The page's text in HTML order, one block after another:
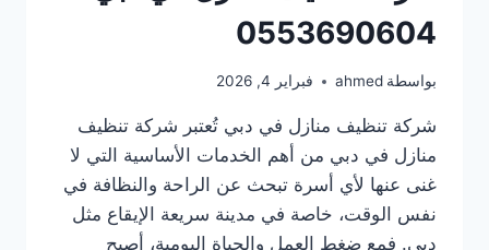
0553690604
بواسطة ahmed فبراير 4, 2026
شركة تنظيف منازل في دبي تُعتبر شركة تنظيف
منازل في دبي من أهم الخدمات الأساسية التي لا
غنى عنها لأي أسرة تبحث عن الراحة والنظافة في
نفس الوقت، خاصة في مدينة سريعة الإيقاع مثل
دبي. فمع ضغط العمل والحياة اليومية، أصبح